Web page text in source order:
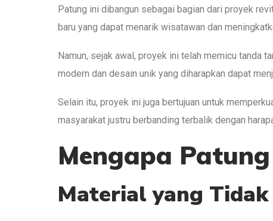
Patung ini dibangun sebagai bagian dari proyek
baru yang dapat menarik wisatawan dan
Namun, sejak awal, proyek ini telah memicu tanda
modern dan desain unik yang diharapkan dapat
Selain itu, proyek ini juga bertujuan untuk
masyarakat justru berbanding terbalik dengan
Mengapa
Material yang Tidak